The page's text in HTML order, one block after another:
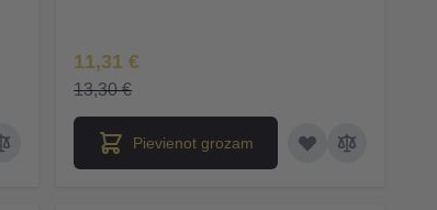
Īpaša Cena
11,31 €
13,30 €
Pievienot grozam